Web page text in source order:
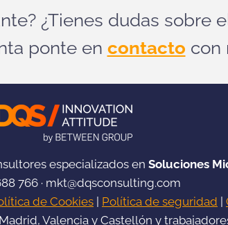
¿Tienes dudas sobre
ponte en contacto con
especializados en Soluciones
766 · mkt@dqsconsulting.com
de Cookies Política de seguridad
Valencia y Castellón y